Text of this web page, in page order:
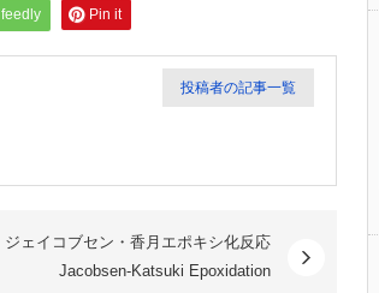
feedly Pin it
投稿者の記事一覧
ジェイコブセン・香月エポキシ化反応
Jacobsen-Katsuki Epoxidation